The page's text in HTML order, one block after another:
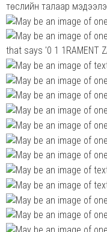
төслийн талаар